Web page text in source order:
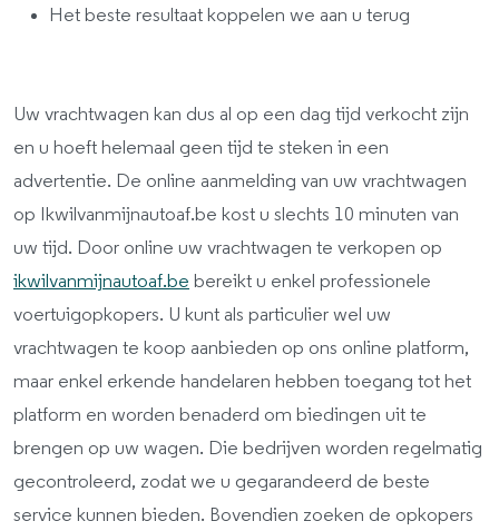
Het beste resultaat koppelen we aan u terug
Uw vrachtwagen kan dus al op een dag tijd verkocht zijn
en u hoeft helemaal geen tijd te steken in een
advertentie. De online aanmelding van uw vrachtwagen
op Ikwilvanmijnautoaf.be kost u slechts 10 minuten van
uw tijd. Door online uw vrachtwagen te verkopen op
ikwilvanmijnautoaf.be bereikt u enkel professionele
voertuigopkopers. U kunt als particulier wel uw
vrachtwagen te koop aanbieden op ons online platform,
maar enkel erkende handelaren hebben toegang tot het
platform en worden benaderd om biedingen uit te
brengen op uw wagen. Die bedrijven worden regelmatig
gecontroleerd, zodat we u gegarandeerd de beste
service kunnen bieden. Bovendien zoeken de opkopers